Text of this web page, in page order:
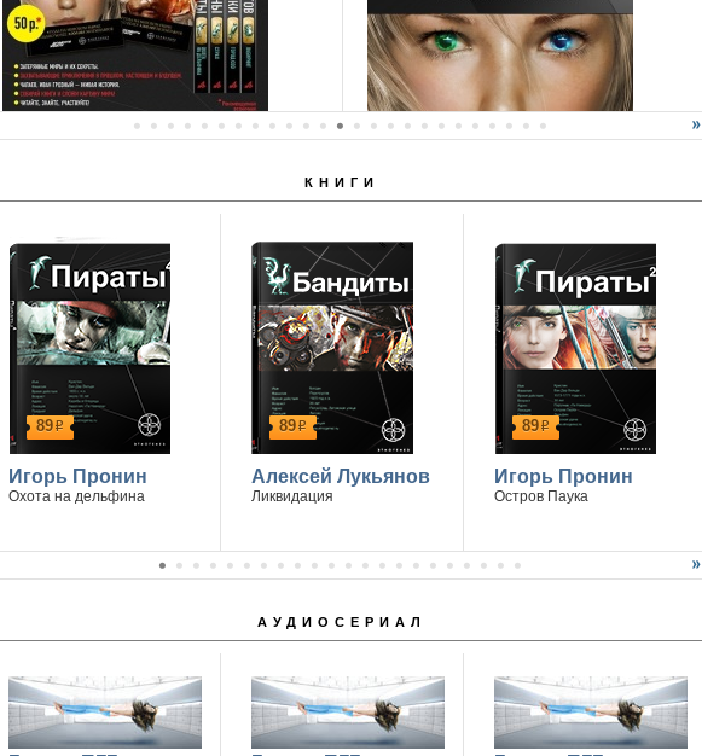
24 апреля стартовали продажи 2 книги
КНИГИ
89р
Игорь Пронин
Охота на дельфина
89р
Алексей Лукьянов
Ликвидация
89р
Игорь Пронин
Остров Паука
АУДИОСЕРИАЛ